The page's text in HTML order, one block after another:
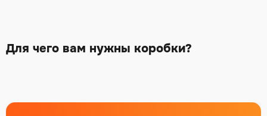
Для чего вам нужны коробки?